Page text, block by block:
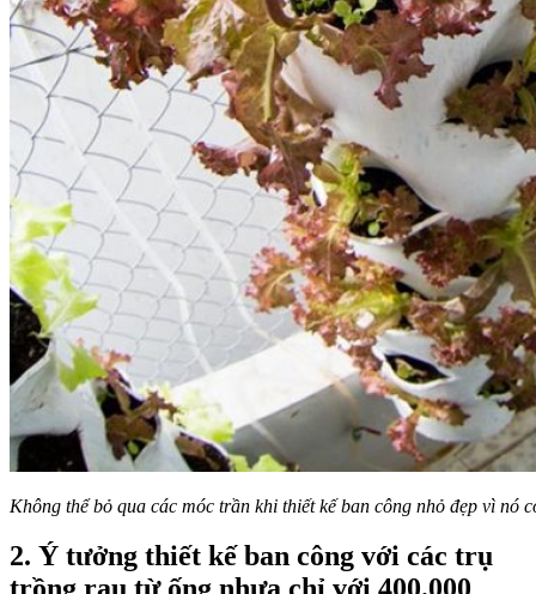
Không thể bỏ qua các móc trần khi thiết kế ban công nhỏ đẹp vì nó
2. Ý tưởng thiết kế ban công với các trụ